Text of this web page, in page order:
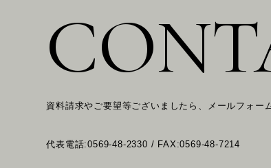
資料請求やご要望等ございましたら、メールフォー
代表電話:0569-48-2330 / FAX:0569-48-7214